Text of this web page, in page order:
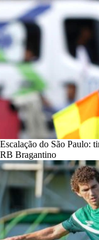
Escalação do São Paulo:
RB Bragantino